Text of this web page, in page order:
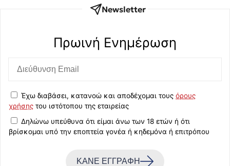
Newsletter
Πρωινή Eνημέρωση
Έχω διαβάσει, κατανοώ και αποδέχομαι τους όρους
χρήσης του ιστότοπου της εταιρείας
Δηλώνω υπεύθυνα ότι είμαι άνω των 18 ετών ή ότι
βρίσκομαι υπό την εποπτεία γονέα ή κηδεμόνα ή επιτρόπου
ΚΑΝΕ ΕΓΓΡΑΦΗ